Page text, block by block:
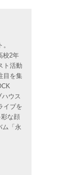
校2年
ト活動
目を集
ハウス
イブを
な顔
ム「永